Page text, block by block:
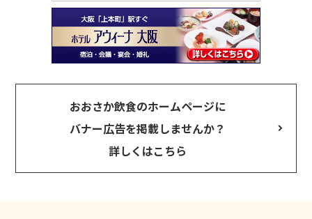
おおさか飲食のホームページに
バナー広告を掲載しませんか？
詳しくはこちら